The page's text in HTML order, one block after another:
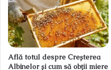
Află totul despre Creșterea
Albinelor și cum să obții miere